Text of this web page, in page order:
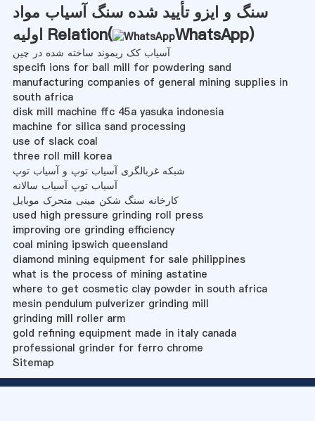
سنگ و ایزو تأیید شده سنگ آسیاب مواد
اولیه Relation(
WhatsApp)
آسیاب کک ریموند ساخته شده در چین
specifi ions for ball mill for powdering sand
manufacturing companies of general mining supplies in
south africa
disk mill machine ffc 45a yasuka indonesia
machine for silica sand processing
use of slack coal
three roll mill korea
شبکه غربالگری آسیاب توپ و آسیاب توپ
آسیاب توپ آسیاب سالانه
کارخانه سنگ شکن مینی متحرک موبایل
used high pressure grinding roll press
improving ore grinding efficiency
coal mining ipswich queensland
diamond mining equipment for sale philippines
what is the process of mining astatine
where to get cosmetic clay powder in south africa
mesin pendulum pulverizer grinding mill
grinding mill roller arm
gold refining equipment made in italy canada
professional grinder for ferro chrome
Sitemap